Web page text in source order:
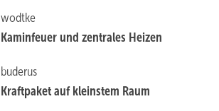
wodtke
Kaminfeuer und zentrales Heizen
buderus
Kraftpaket auf kleinstem Raum